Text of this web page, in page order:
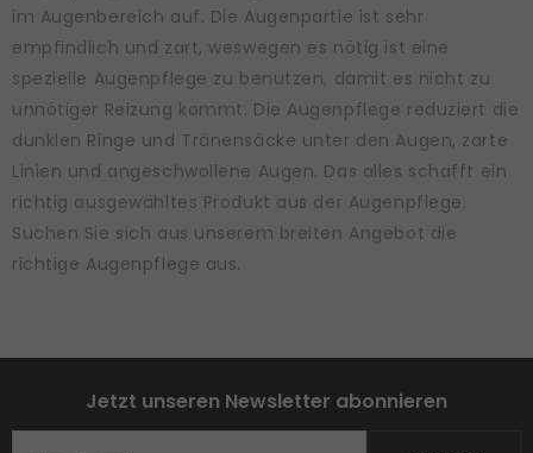
im Augenbereich auf. Die Augenpartie ist sehr
empfindlich und zart, weswegen es nötig ist eine
spezielle Augenpflege zu benutzen, damit es nicht zu
unnötiger Reizung kommt. Die Augenpflege reduziert die
dunklen Ringe und Tränensäcke unter den Augen, zarte
Linien und angeschwollene Augen. Das alles schafft ein
richtig ausgewähltes Produkt aus der Augenpflege.
Suchen Sie sich aus unserem breiten Angebot die
richtige Augenpflege aus.
Jetzt unseren Newsletter abonnieren